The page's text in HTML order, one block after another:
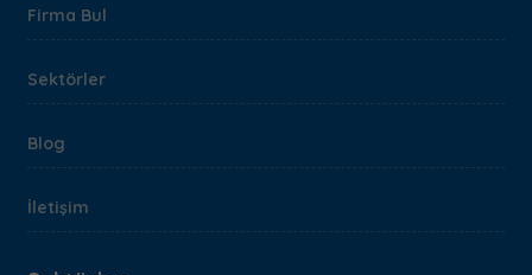
Firma Bul
Sektörler
Blog
İletişim